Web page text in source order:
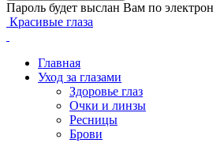
Пароль будет выслан Вам по
Красивые глаза
Главная
Уход за глазами
Здоровье глаз
Очки и линзы
Ресницы
Брови